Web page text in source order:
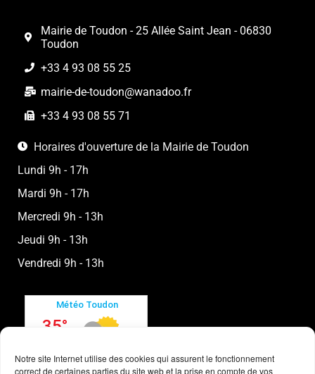
Notre site Internet utilise des cookies qui assurent le fonctionnement
correct de certaines parties du site web et la prise en compte de vos
Mairie de Toudon - 25 Allée Saint Jean - 06830
Toudon
+33 4 93 08 55 25
mairie-de-toudon@wanadoo.fr
+33 4 93 08 55 71
Horaires d'ouverture de la Mairie de Toudon
Lundi 9h - 17h
Mardi 9h - 17h
Mercredi 9h - 13h
Jeudi 9h - 13h
Vendredi 9h - 13h